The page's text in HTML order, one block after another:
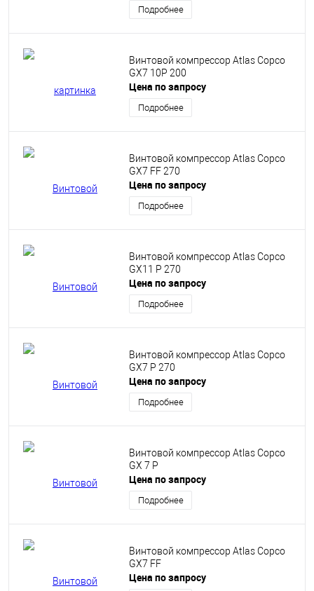
Подробнее
Винтовой компрессор Atlas Copco
GX7 10P 200
Цена по запросу
Подробнее
Винтовой компрессор Atlas Copco
GX7 FF 270
Цена по запросу
Подробнее
Винтовой компрессор Atlas Copco
GX11 P 270
Цена по запросу
Подробнее
Винтовой компрессор Atlas Copco
GX7 P 270
Цена по запросу
Подробнее
Винтовой компрессор Atlas Copco
GX 7 P
Цена по запросу
Подробнее
Винтовой компрессор Atlas Copco
GX7 FF
Цена по запросу